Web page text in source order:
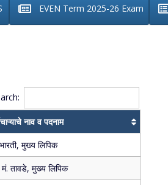
नाव व पदनाम
मुख्य लिपिक
मं. तावडे, मुख्य लिपिक
EVEN Term 2025-26 Exam